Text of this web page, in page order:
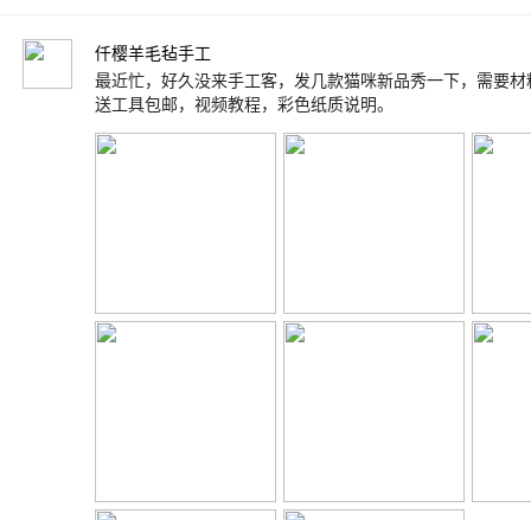
仟樱羊毛毡手工
最近忙，好久没来手工客，发几款猫咪新品秀一下，需要
送工具包邮，视频教程，彩色纸质说明。